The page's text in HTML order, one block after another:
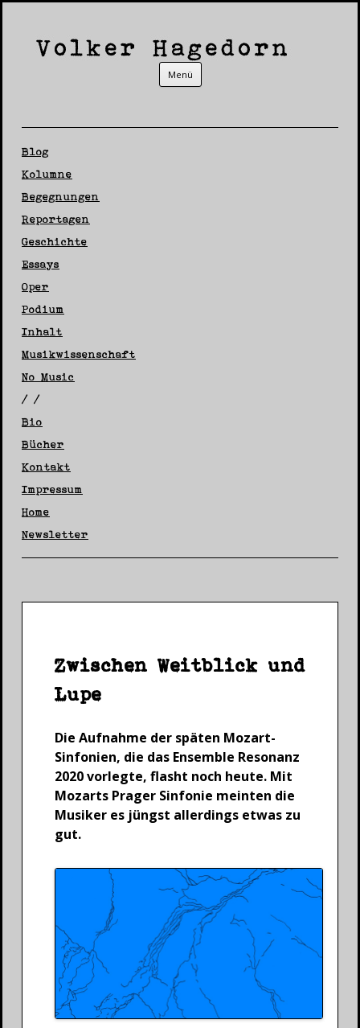
Menü Zum Inhalt springen
Blog
Kolumne
Begegnungen
Reportagen
Geschichte
Essays
Oper
Podium
Inhalt
Musikwissenschaft
No Music
/ /
Bio
Bücher
Kontakt
Impressum
Home
Newsletter
Zwischen Weitblick und
Lupe
Die Aufnahme der späten Mozart-
Sinfonien, die das Ensemble Resonanz
2020 vorlegte, flasht noch heute. Mit
Mozarts Prager Sinfonie meinten die
Musiker es jüngst allerdings etwas zu
gut.